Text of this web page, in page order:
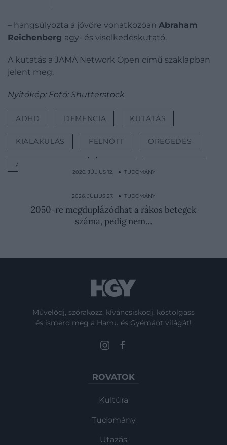
– hangsúlyozta a jövőre vonatkozóan Abraham
Reichenberg agy- és viselkedéskutató.
A kutatás a JAMA Network Open című szaklapban
jelent meg.
Nyitókép: Fotó: Shutterstock
ADHD DEMENCIA KUTATÁS
KIALAKULÁS FELNŐTT ÖREGEDÉS
ALZHEIMER-KÓR
2026. JÚLIUS 12. ● TUDOMÁNY
többet árul el rólad…
2026. JÚLIUS 27. ● TUDOMÁNY
2050-re megduplázódhat a rákos betegek
száma, pedig nem…
Művelődj, szórakozz, kíváncsiskodj, kóstolgass
és ismerd meg a Hamu és Gyémánt világát!
ROVATOK
Kultúra
Tudomány
Utazás